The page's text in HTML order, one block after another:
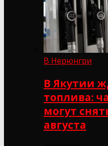
В Нерюнгри
В Якутии
топлива:
могут
августа